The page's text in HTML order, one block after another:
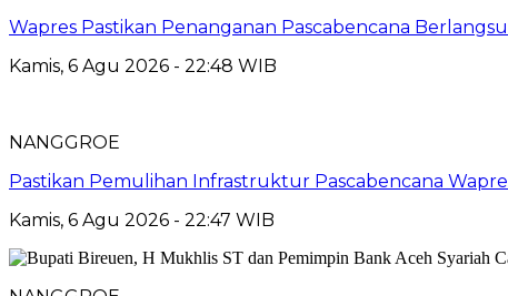
Wapres Pastikan Penanganan Pascabencana
Kamis, 6 Agu 2026 - 22:48 WIB
NANGGROE
Pastikan Pemulihan Infrastruktur Pascabencana
Kamis, 6 Agu 2026 - 22:47 WIB